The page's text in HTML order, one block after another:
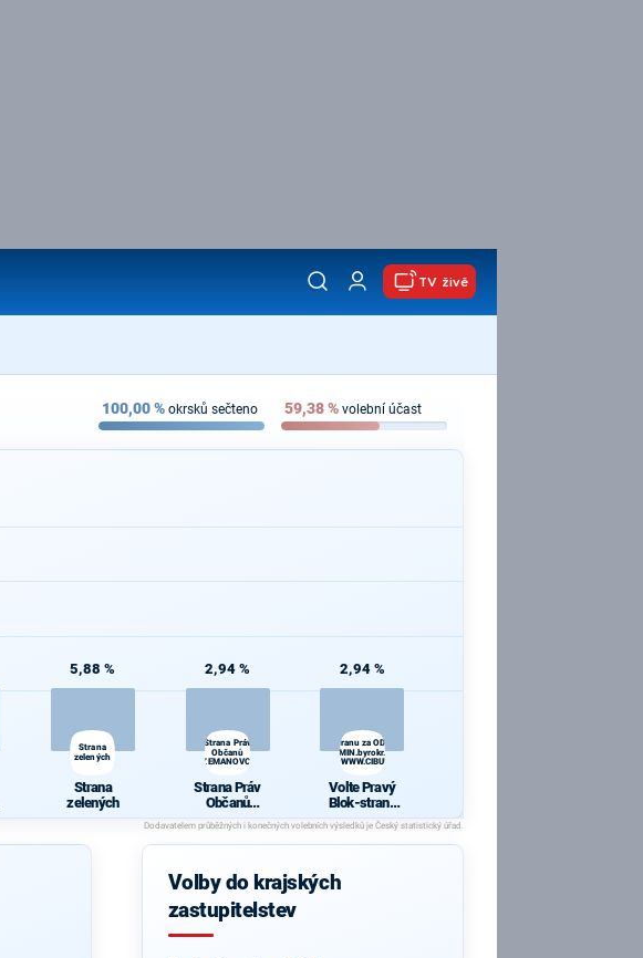
TV živě
100,00% okrsků sečteno 59,38% volební účast
5,88 %
Strana
zelených
Strana
zelených
2,94 %
Strana Práv
Občanů
ZEMANOVCI
Strana Práv
Občanů
ZEMANOVCI
2,94 %
Volte Pravý Blok-stranu za ODVOLAT.polit.,NÍZKÉ
daně,VYROVN.rozp.,MIN.byrokr.,SPRAV.just.,PŘÍMOU
demokr. WWW.CIBULKA.NET
Volte Pravý
Blok-stranu
za
ODVOLAT.poli
t.,NÍZKÉ
N.rozp.,MIN.b
Volby do krajských
zastupitelstev